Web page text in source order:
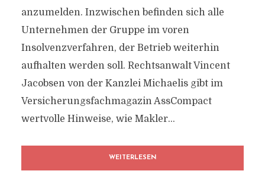
anzumelden. Inzwischen befinden sich alle
Unternehmen der Gruppe im voren
Insolvenzverfahren, der Betrieb weiterhin
aufhalten werden soll. Rechtsanwalt Vincent
Jacobsen von der Kanzlei Michaelis gibt im
Versicherungsfachmagazin AssCompact
wertvolle Hinweise, wie Makler...
WEITERLESEN